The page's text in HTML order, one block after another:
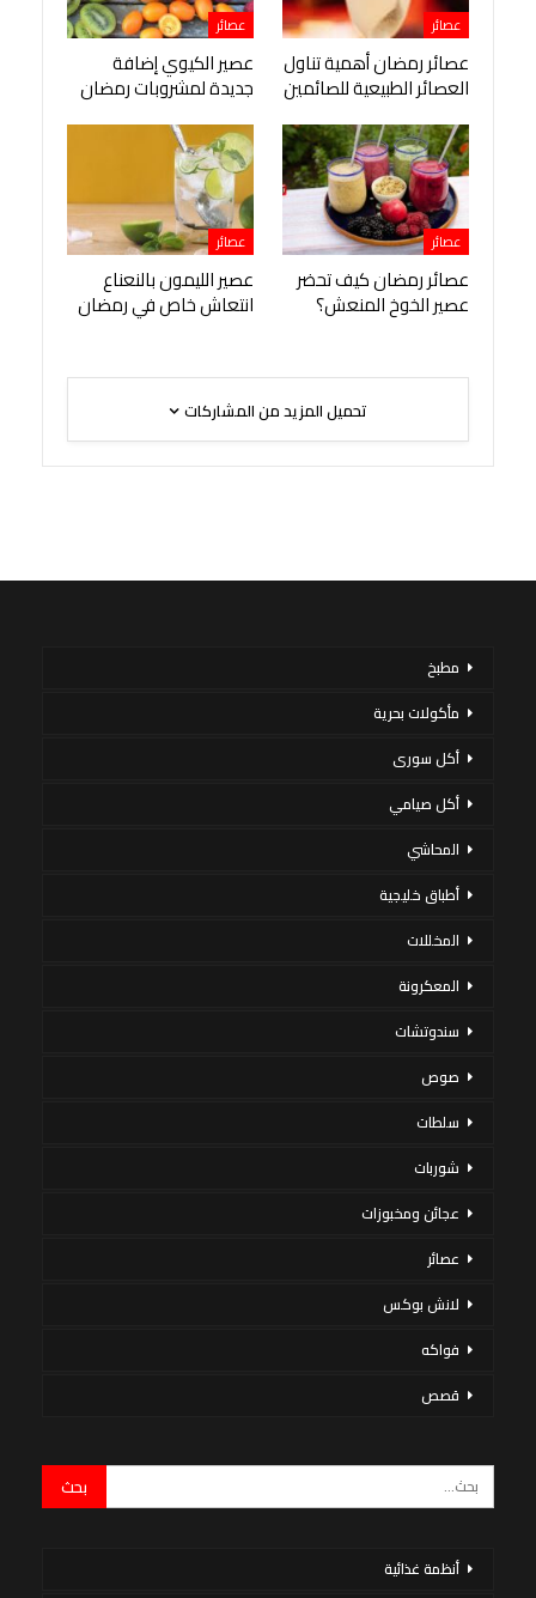
عصائر
عصائر رمضان أهمية تناول
العصائر الطبيعية للصائمين
عصائر
عصير الكيوي إضافة
جديدة لمشروبات رمضان
عصائر
عصائر رمضان كيف تحضر
عصير الخوخ المنعش؟
عصائر
عصير الليمون بالنعناع
انتعاش خاص في رمضان
تحميل المزيد من المشاركات
مطبخ
مأكولات بحرية
أكل سورى
أكل صيامي
المحاشي
أطباق خليجية
المخللات
المعكرونة
سندوتشات
صوص
سلطات
شوربات
عجائن ومخبوزات
عصائر
لانش بوكس
فواكه
قصص
أنظمة غذائية